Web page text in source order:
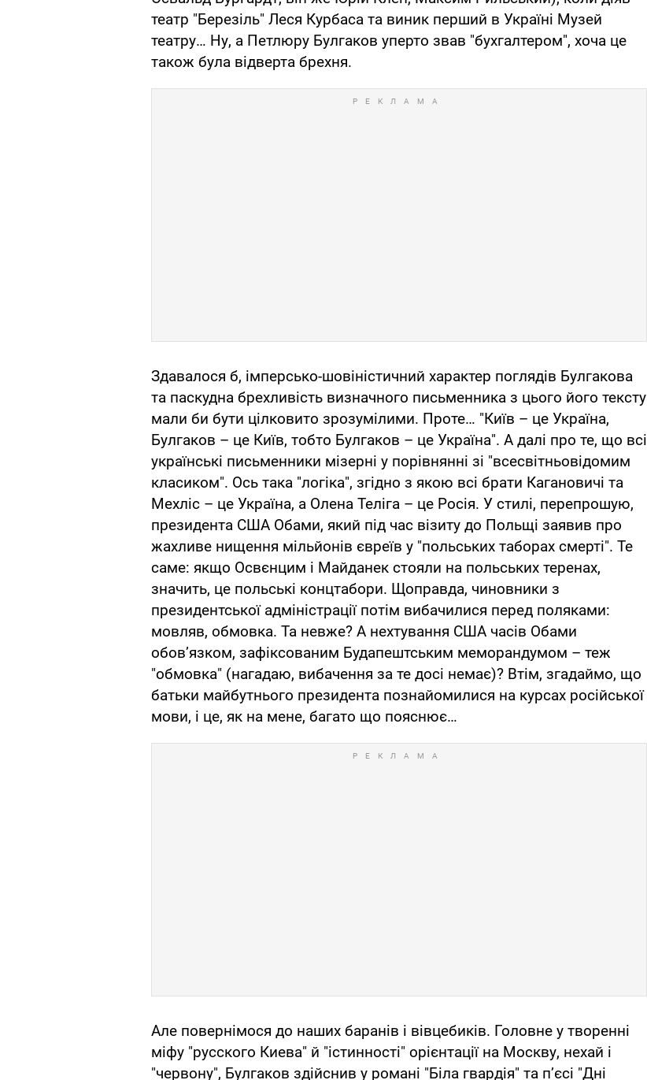
театр "Березіль" Леся Курбаса та виник перший в Україні Музей
театру… Ну, а Петлюру Булгаков уперто звав "бухгалтером", хоча це
також була відверта брехня.
Здавалося б, імперсько-шовіністичний характер поглядів Булгакова
та паскудна брехливість визначного письменника з цього його тексту
мали би бути цілковито зрозумілими. Проте… "Київ – це Україна,
Булгаков – це Київ, тобто Булгаков – це Україна". А далі про те, що всі
українські письменники мізерні у порівнянні зі "всесвітньовідомим
класиком". Ось така "логіка", згідно з якою всі брати Кагановичі та
Мехліс – це Україна, а Олена Теліга – це Росія. У стилі, перепрошую,
президента США Обами, який під час візиту до Польщі заявив про
жахливе нищення мільйонів євреїв у "польських таборах смерті". Те
саме: якщо Освєнцим і Майданек стояли на польських теренах,
значить, це польські концтабори. Щоправда, чиновники з
президентської адміністрації потім вибачилися перед поляками:
мовляв, обмовка. Та невже? А нехтування США часів Обами
обов’язком, зафіксованим Будапештським меморандумом – теж
"обмовка" (нагадаю, вибачення за те досі немає)? Втім, згадаймо, що
батьки майбутнього президента познайомилися на курсах російської
мови, і це, як на мене, багато що пояснює…
Але повернімося до наших баранів і вівцебиків. Головне у творенні
міфу "русского Киева" й "істинності" орієнтації на Москву, нехай і
"червону", Булгаков здійснив у романі "Біла гвардія" та п’єсі "Дні